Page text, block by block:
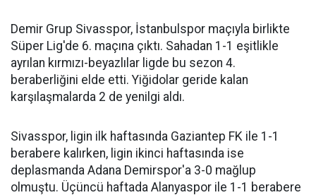
Demir Grup Sivasspor, İstanbulspor maçıyla birlikte
Süper Lig'de 6. maçına çıktı. Sahadan 1-1 eşitlikle
ayrılan kırmızı-beyazlılar ligde bu sezon 4.
beraberliğini elde etti. Yiğidolar geride kalan
karşılaşmalarda 2 de yenilgi aldı.
Sivasspor, ligin ilk haftasında Gaziantep FK ile 1-1
berabere kalırken, ligin ikinci haftasında ise
deplasmanda Adana Demirspor'a 3-0 mağlup
olmuştu. Üçüncü haftada Alanyaspor ile 1-1 berabere